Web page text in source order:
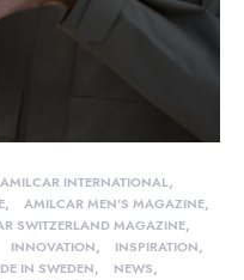
AMILCAR INTERNATIONAL
AMILCAR MEN'S MAGAZINE
SWITZERLAND MAGAZINE
INNOVATION
INSPIRATION
IN SWEDEN
NEWS